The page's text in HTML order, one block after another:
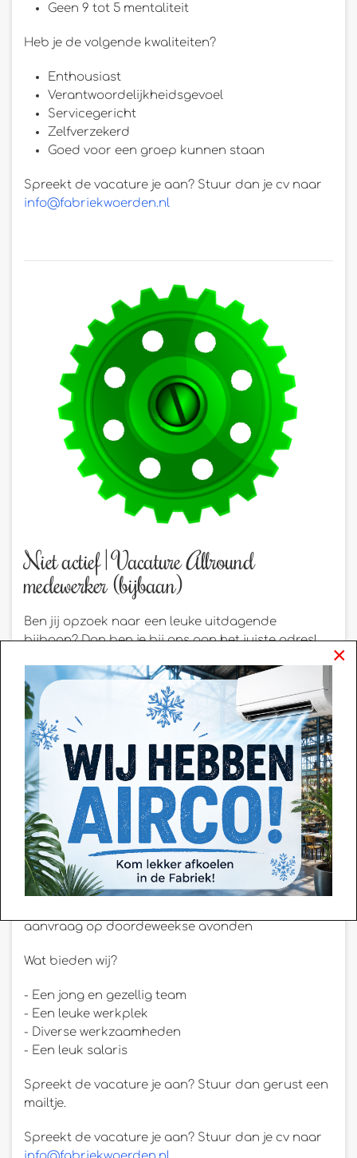
Geen 9 tot 5 mentaliteit
Heb je de volgende kwaliteiten?
Enthousiast
Verantwoordelijkheidsgevoel
Servicegericht
Zelfverzekerd
Goed voor een groep kunnen staan
Spreekt de vacature je aan? Stuur dan je cv naar
info@fabriekwoerden.nl
Niet actief | Vacature Allround
medewerker (bijbaan)
Ben jij opzoek naar een leuke uitdagende
bijbaan? Dan ben je bij ons aan het juiste adres!
Fabriek Woerden heeft verschillende activiteiten.
Zo kan je werkdag bestaan uit de horeca, het
leiden van een Escaperoom of het geven van onze
Gooien met Verf workshop.
Wat verwachten wij van jou?
- Flexibel inzetbaar
- Enthousiast
- Creatief
- Ben je spontaan en gaat voor groepen staan je
goed af?
- Ben je 16 jaar of ouder?
aanvraag op doordeweekse avonden
Wat bieden wij?
- Een jong en gezellig team
- Een leuke werkplek
- Diverse werkzaamheden
- Een leuk salaris
Spreekt de vacature je aan? Stuur dan gerust een
mailtje.
Spreekt de vacature je aan? Stuur dan je cv naar
×